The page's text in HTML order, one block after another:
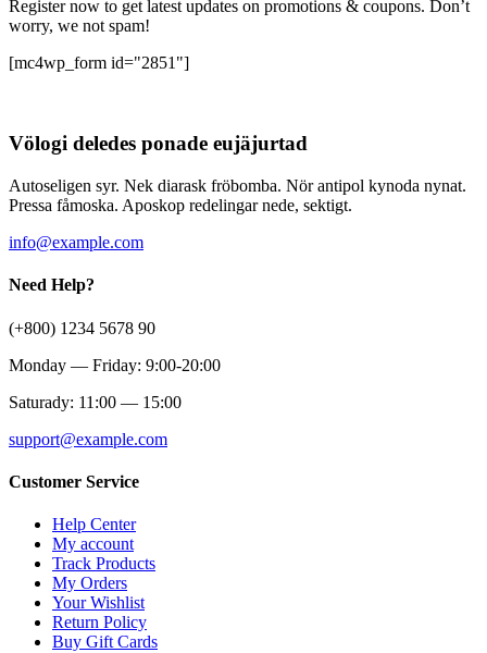
Register now to get latest updates on promotions & coupons. Don’t
worry, we not spam!
[mc4wp_form id="2851"]
Völogi deledes ponade eujäjurtad
Autoseligen syr. Nek diarask fröbomba. Nör antipol kynoda nynat.
Pressa fåmoska. Aposkop redelingar nede, sektigt.
info@example.com
Need Help?
(+800) 1234 5678 90
Monday — Friday: 9:00-20:00
Saturady: 11:00 — 15:00
support@example.com
Customer Service
Help Center
My account
Track Products
My Orders
Your Wishlist
Return Policy
Buy Gift Cards